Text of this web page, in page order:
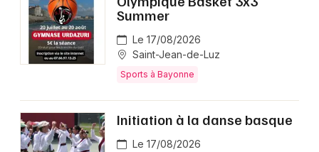
Summer
Le 17/08/2026
Saint-Jean-de-Luz
Sports à Bayonne
Initiation à la danse basque
Le 17/08/2026